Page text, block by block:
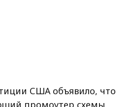
США объявило, что
промоутер схемы